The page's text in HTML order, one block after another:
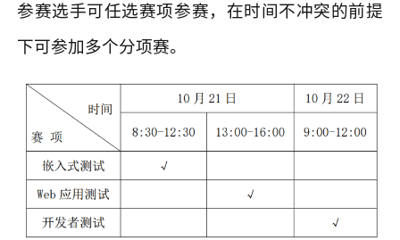
参赛选手可任选赛项参赛，在时间不冲突的前提
下可参加多个分项赛。